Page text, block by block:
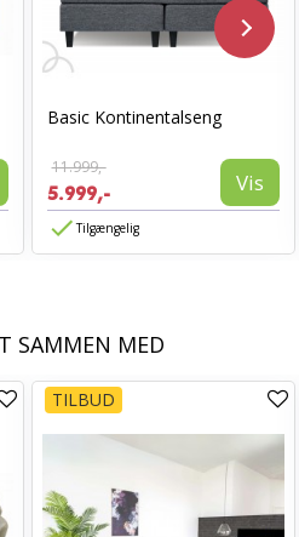
Basic Kontinentalseng
11.999,-
5.999,- Vis
Tilgængelig
SAMMEN MED
TILBUD